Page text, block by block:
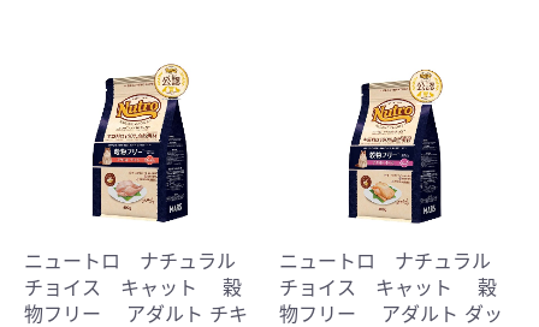
ニュートロ ナチュラル
チョイス キャット 穀
物フリー アダルト チキ
ニュートロ ナチュラル
チョイス キャット 穀
物フリー アダルト ダッ